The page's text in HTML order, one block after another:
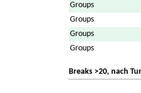
Groups
Groups
Groups
Groups
Breaks >20, nach